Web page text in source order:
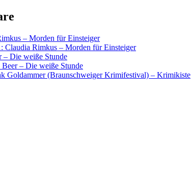
– Morden für Einsteiger
Claudia Rimkus – Morden für Einsteiger
– Die weiße Stunde
– Die weiße Stunde
Goldammer (Braunschweiger Krimifestival) – Krimikiste